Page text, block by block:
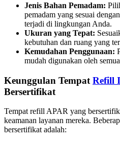
Jenis Bahan Pemadam:
pemadam yang sesuai
terjadi di lingkungan Anda.
Ukuran yang Tepat:
kebutuhan dan ruang yang
Kemudahan Penggunaan:
mudah digunakan oleh
Keunggulan Tempat Refill
Bersertifikat
Tempat refill APAR yang
keamanan layanan mereka.
bersertifikat adalah: